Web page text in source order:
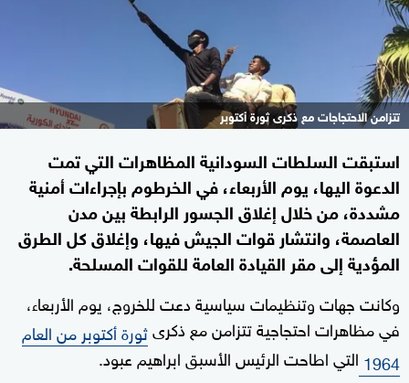
تتزامن الاحتجاجات مع ذكرى ثورة أكتوبر
استبقت السلطات السودانية المظاهرات التي تمت
الدعوة اليها، يوم الأربعاء، في الخرطوم بإجراءات أمنية
مشددة، من خلال إغلاق الجسور الرابطة بين مدن
العاصمة، وانتشار قوات الجيش فيها، وإغلاق كل الطرق
المؤدية إلى مقر القيادة العامة للقوات المسلحة.
وكانت جهات وتنظيمات سياسية دعت للخروج، يوم الأربعاء،
في مظاهرات احتجاجية تتزامن مع ذكرىثورة أكتوبر من العام
1964 التي اطاحت الرئيس الأسبق ابراهيم عبود.